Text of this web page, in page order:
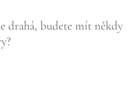
drahá, budete mít někdy